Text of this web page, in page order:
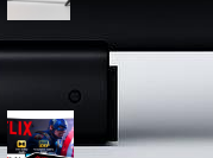
Mini
WiFi 6